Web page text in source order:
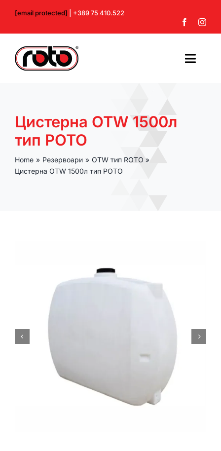
content
[email protected] | +389 75 410.522
За нас
Цистерна ОТW 1500л
тип РОТО
Home Резервоари
OTW тип ROTO
Цистерна ОТW 1500л тип РОТО